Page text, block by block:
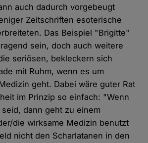
auch dadurch vorgebeugt
Zeitschriften esoterische
Das Beispiel "Brigitte"
sein, doch auch weitere
seriösen, bekleckern sich
mit Ruhm, wenn es um
geht. Dabei wäre guter Rat
im Prinzip so einfach: "Wenn
dann geht zu einem
die wirksame Medizin benutzt
nicht den Scharlatanen in den